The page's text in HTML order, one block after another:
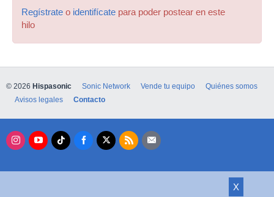
Regístrate o identifícate para poder postear en este
hilo
X
© 2026 Hispasonic Sonic Network Vende tu equipo
Quiénes somos
Avisos legales
Contacto